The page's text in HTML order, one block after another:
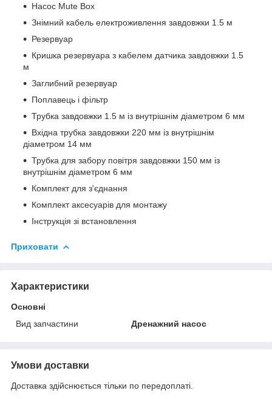
Насос Mute Box
Знімний кабель електроживлення завдовжки 1.5 м
Резервуар
Кришка резервуара з кабелем датчика завдовжки 1.5
м
Заглибний резервуар
Поплавець і фільтр
Трубка завдовжки 1.5 м із внутрішнім діаметром 6 мм
Вхідна трубка завдовжки 220 мм із внутрішнім
діаметром 14 мм
Трубка для забору повітря завдовжки 150 мм із
внутрішнім діаметром 6 мм
Комплект для з'єднання
Комплект аксесуарів для монтажу
Інструкція зі встановлення
Приховати
Характеристики
Основні
Вид запчастини
Дренажний насос
Умови доставки
Доставка здійснюється тільки по передоплаті.